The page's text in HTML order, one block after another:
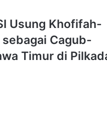
Usung Khofifah-
sebagai Cagub-
Timur di